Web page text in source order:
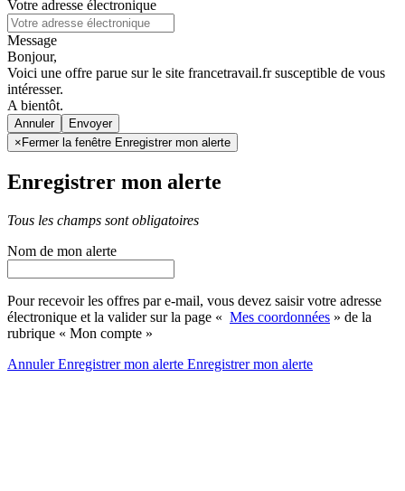
Votre adresse électronique
Message
Bonjour,
Voici une offre parue sur le site francetravail.fr susceptible de vous
intéresser.
A bientôt.
Annuler
× Fermer la fenêtre Enregistrer mon alerte
Enregistrer mon alerte
Tous les champs sont obligatoires
Nom de mon alerte
Pour recevoir les offres par e-mail, vous devez saisir votre adresse
électronique et la valider sur la page « Mes coordonnées » de la
rubrique « Mon compte »
AnnulerEnregistrer mon alerte Enregistrermon alerte